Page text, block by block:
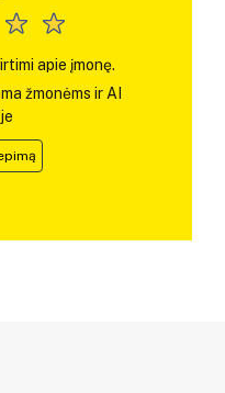
apie įmonę.
žmonėms ir AI